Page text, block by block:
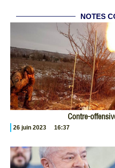
NOTES
Contre-
26 juin 2023 16:37